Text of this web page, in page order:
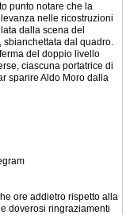
punto notare che la
nelle ricostruzioni
dalla scena del
sbianchettata dal quadro.
del doppio livello
ciascuna portatrice di
sparire Aldo Moro dalla
ore addietro rispetto alla
doverosi ringraziamenti